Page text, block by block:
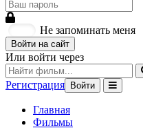
Не запоминать меня
Войти на сайт
Или войти через
Регистрация Войти
Главная
Фильмы